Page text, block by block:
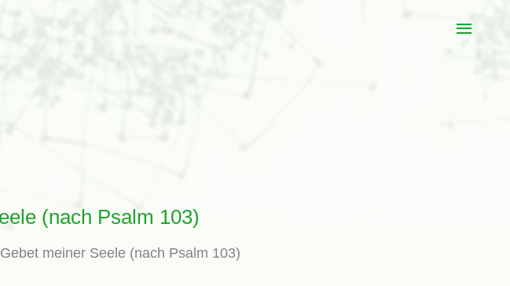
(nach Psalm 103)
meiner Seele (nach Psalm 103)